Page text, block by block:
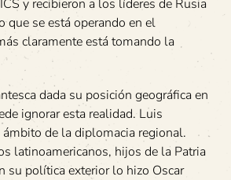
y recibieron a los líderes de Rusia
se está operando en el
claramente está tomando la
dada su posición geográfica en
ignorar esta realidad. Luis
de la diplomacia regional.
latinoamericanos, hijos de la Patria
su política exterior lo hizo Oscar